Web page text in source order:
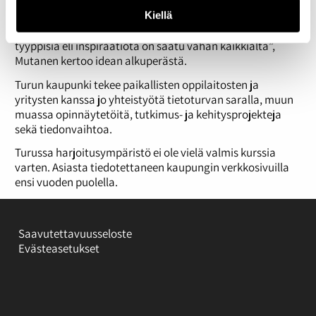
Kiellä
murtautumista kokeiluympäristöön.
”Tätä on pohdittu ja näitähän on tehty muualla vastaavan
tyyppisiä eli inspiraatiota on saatu vähän kaikkialta”,
Mutanen kertoo idean alkuperästä.
Turun kaupunki tekee paikallisten oppilaitosten ja
yritysten kanssa jo yhteistyötä tietoturvan saralla, muun
muassa opinnäytetöitä, tutkimus- ja kehitysprojekteja
sekä tiedonvaihtoa.
Turussa harjoitusympäristö ei ole vielä valmis kurssia
varten. Asiasta tiedotettaneen kaupungin verkkosivuilla
ensi vuoden puolella.
Saavutettavuusseloste
Evästeasetukset